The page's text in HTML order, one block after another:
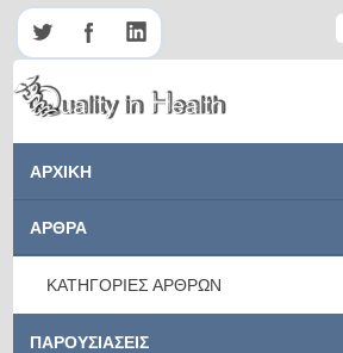
ΑΡΧΙΚΗ
ΑΡΘΡΑ
ΚΑΤΗΓΟΡΙΕΣ ΑΡΘΡΩΝ
ΠΑΡΟΥΣΙΑΣΕΙΣ